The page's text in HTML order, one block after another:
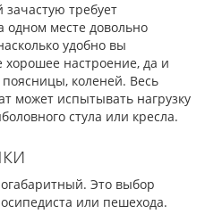
зачастую требует
одном месте довольно
удобно вы
настроение, да и
коленей. Весь
может испытывать нагрузку
стула или кресла.
Это выбор
или пешехода.